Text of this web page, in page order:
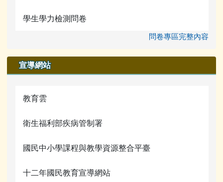
學生學力檢測問卷
問卷專區完整內容
宣導網站
教育雲
衛生福利部疾病管制署
國民中小學課程與教學資源整合平臺
十二年國民教育宣導網站